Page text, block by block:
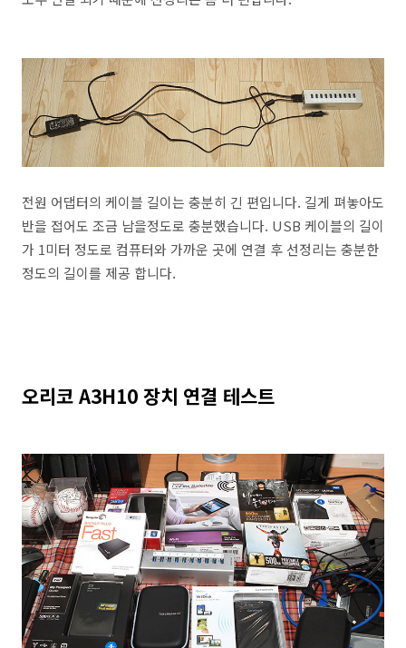
전원 어댑터의 케이블 길이는 충분히 긴 편입니다. 길게 펴놓아도
반을 접어도 조금 남을정도로 충분했습니다. USB 케이블의 길이
가 1미터 정도로 컴퓨터와 가까운 곳에 연결 후 선정리는 충분한
정도의 길이를 제공 합니다.
오리코 A3H10 장치 연결 테스트